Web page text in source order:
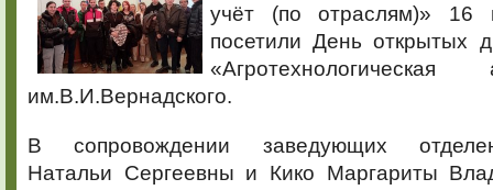
учёт (по отраслям)» 16
посетили День открытых
им.В.И.Вернадского.
В сопровождении заведующих
Натальи Сергеевны и Кико Маргариты